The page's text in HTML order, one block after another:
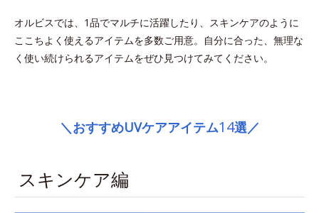
オルビスでは、1品でマルチに活躍したり、スキンケアのように
ここちよく使えるアイテムを多数ご用意。自分に合った、無理な
く使い続けられるアイテムをぜひ見つけてみてください。
＼おすすめUVケアアイテム14選／
スキンケア編